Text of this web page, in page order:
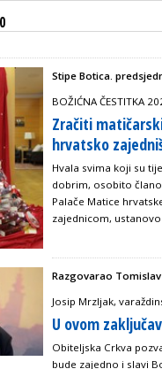
Stipe Botica.
BOŽIĆNA ČESTITKA
Zračiti
hrvatsko
Hvala svima koji su
dobrim, osobito
Palače Matice
zajednicom,
Razgovarao
Josip Mrzljak,
U ovom
Obiteljska Crkva
bude zajedno i slavi